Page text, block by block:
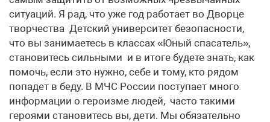
ситуаций. Я рад, что уже год работает во Дворце
творчества Детский университет безопасности,
что вы занимаетесь в классах «Юный спасатель»,
становитесь сильными и в итоге будете знать, как
помочь, если это нужно, себе и тому, кто рядом
попадет в беду. В МЧС России поступает много
информации о героизме людей, часто такими
героями становитесь вы, дети. Мы обязательно